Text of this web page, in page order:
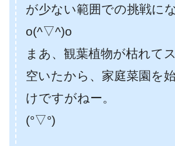
が少ない範囲での挑戦に
o(^▽^)o
まあ、観葉植物が枯れて
空いたから、家庭菜園を
けですがねー。
(°▽°)